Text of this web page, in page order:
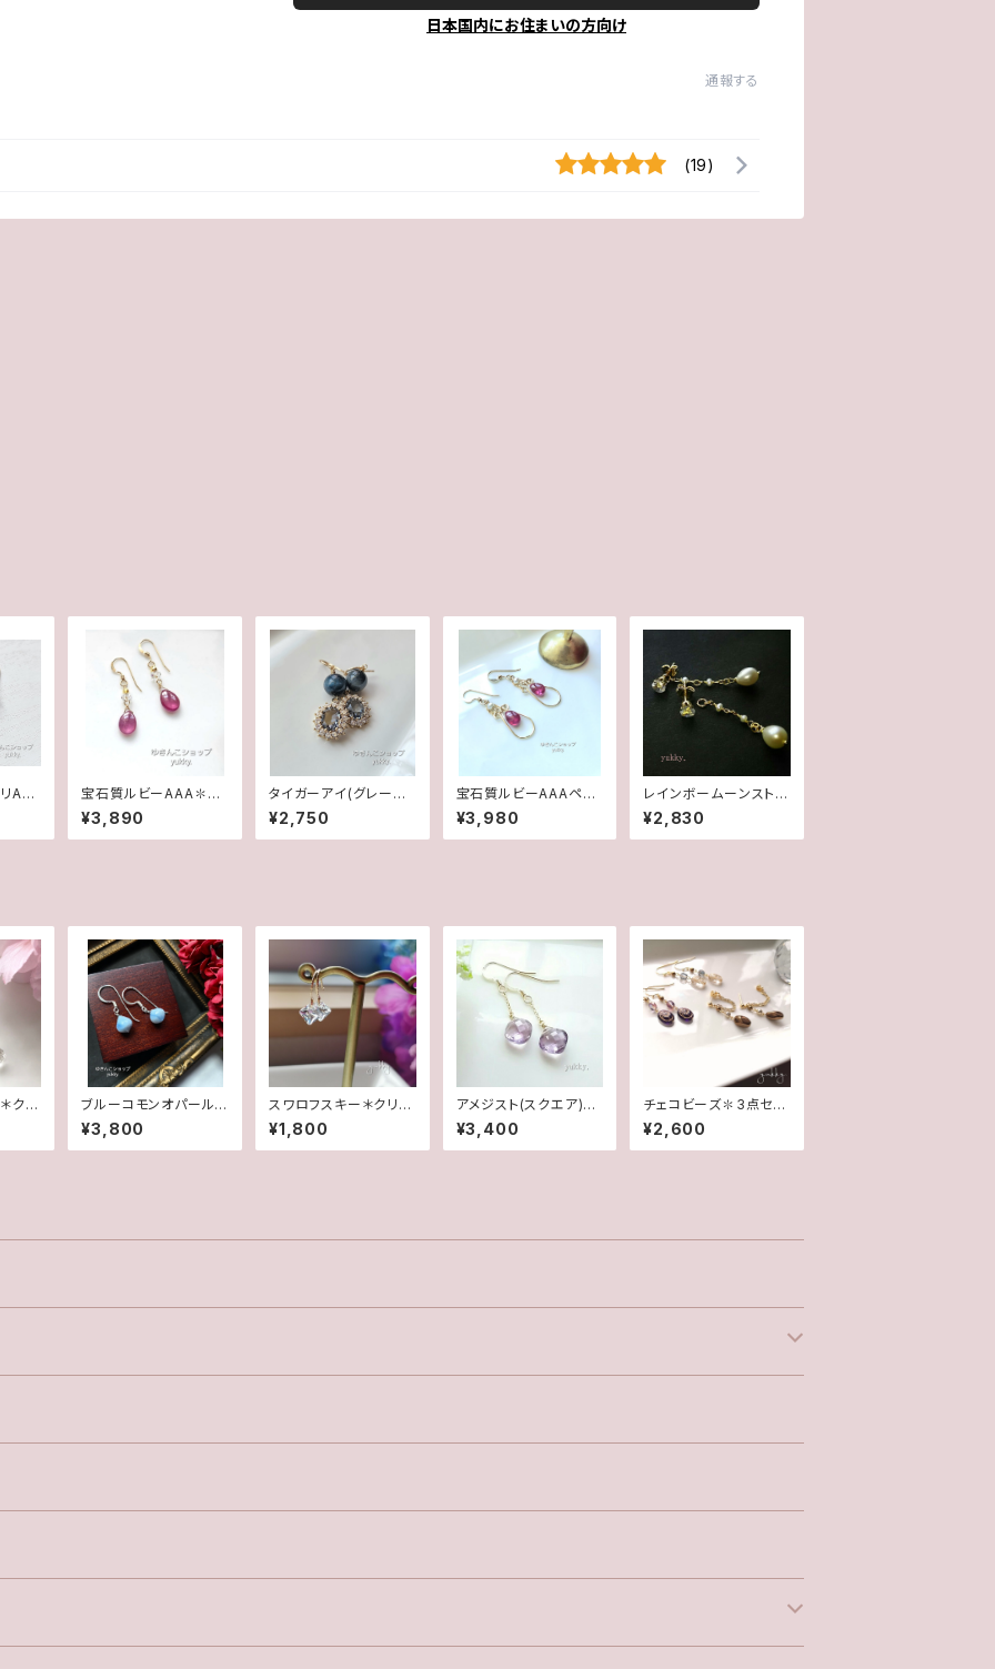
日本国内にお住まいの方向け
通報する
(19)
AAA
宝石質ルビーAAA✽ク
リスタル14kgfデザイン
ピアス/イヤリング
¥3,890
タイガーアイ(グレーカ
ラー)✽フレームガラス1
4kgfピアス/イヤリング
¥2,750
宝石質ルビーAAAペア
シェイプ✽淡水パール1
4kgfデザインピアス/イ
ヤリング
¥3,980
レインボームーンストー
ン＊淡水2wayポストピ
アス14kgf
¥2,830
クリ
ブルーコモンオパール/
オニオンカット✽Silver
925ピアス/イヤリング
★
¥3,800
スワロフスキー＊クリス
タル✽グリッターデザイ
ンピアス(14Kgf)
¥1,800
アメジスト(スクエア)一
粒♪14kgfピアス
¥3,400
チェコビーズ✽3点セッ
ト(ピアス/イヤリング)
¥2,600